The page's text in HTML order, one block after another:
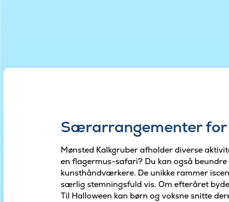
Særarrangementer for
Mønsted Kalkgruber afholder diverse
en flagermus-safari? Du kan også
kunsthåndværkere. De unikke rammer
særlig stemningsfuld vis. Om efteråret
Til Halloween kan børn og voksne snitte